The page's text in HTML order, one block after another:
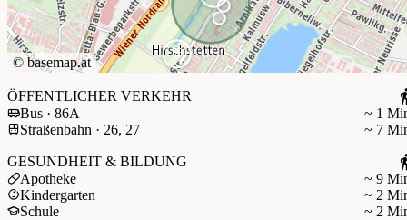
© basemap.at
ÖFFENTLICHER VERKEHR
Bus · 86A
~ 1
Straßenbahn · 26, 27
~ 7
GESUNDHEIT & BILDUNG
Apotheke
~ 9
Kindergarten
~ 2
Schule
~ 2